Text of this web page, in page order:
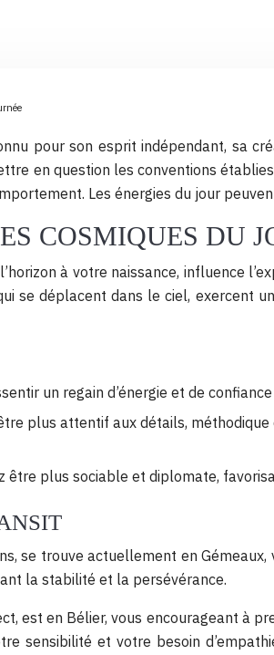
pour son esprit indépendant, sa
en question les conventions
Les énergies du jour
COSMIQUES DU
à votre naissance, influence
se déplacent dans le ciel, exercent
un regain d’énergie et de
plus attentif aux détails,
être plus sociable et diplomate,
se trouve actuellement en
la stabilité et la persévérance.
est en Bélier, vous encourageant à
sensibilité et votre besoin